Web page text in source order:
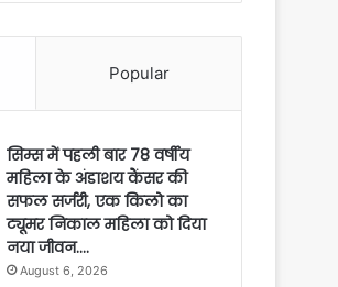
Popular
सिम्स में पहली बार 78 वर्षीय
महिला के अंडाशय कैंसर की
सफल सर्जरी, एक किलो का
ट्यूमर निकाल महिला को दिया
नया जीवन….
August 6, 2026